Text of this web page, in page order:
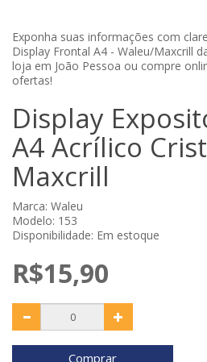
Exponha suas informações com
Display Frontal A4 - Waleu/Maxcrill
loja em João Pessoa ou compre
ofertas!
Display
A4 Acrílico
Maxcrill
Marca: Waleu
Modelo: 153
Disponibilidade: Em estoque
R$15,90
Comprar